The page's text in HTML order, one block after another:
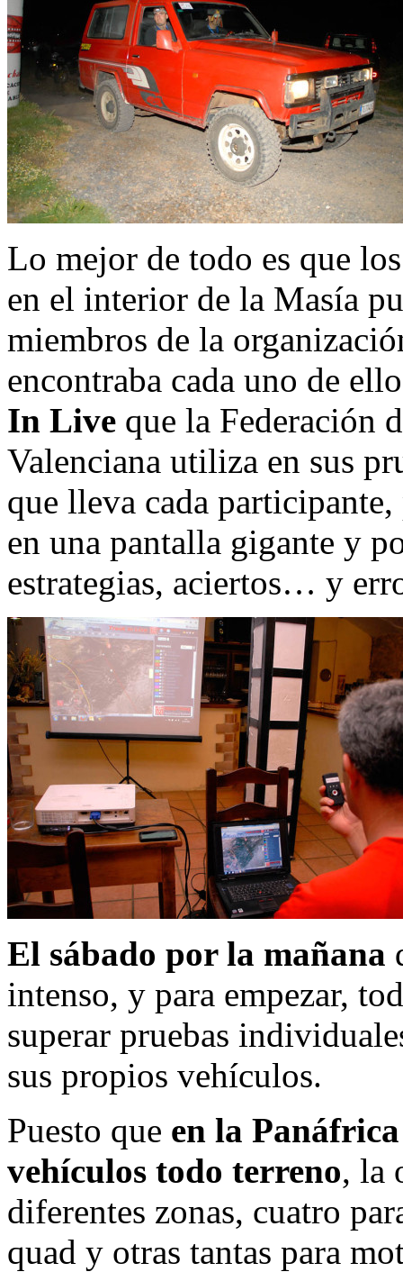
Lo mejor de todo es que
en el interior de la Masía
miembros de la
encontraba cada uno de
In Live que la Federación
Valenciana utiliza en sus
que lleva cada
en una pantalla gigante y
estrategias, aciertos… y
El sábado por la mañana
intenso, y para empezar,
superar pruebas
sus propios vehículos.
Puesto que en la
vehículos todo terreno, la
diferentes zonas, cuatro
quad y otras tantas para